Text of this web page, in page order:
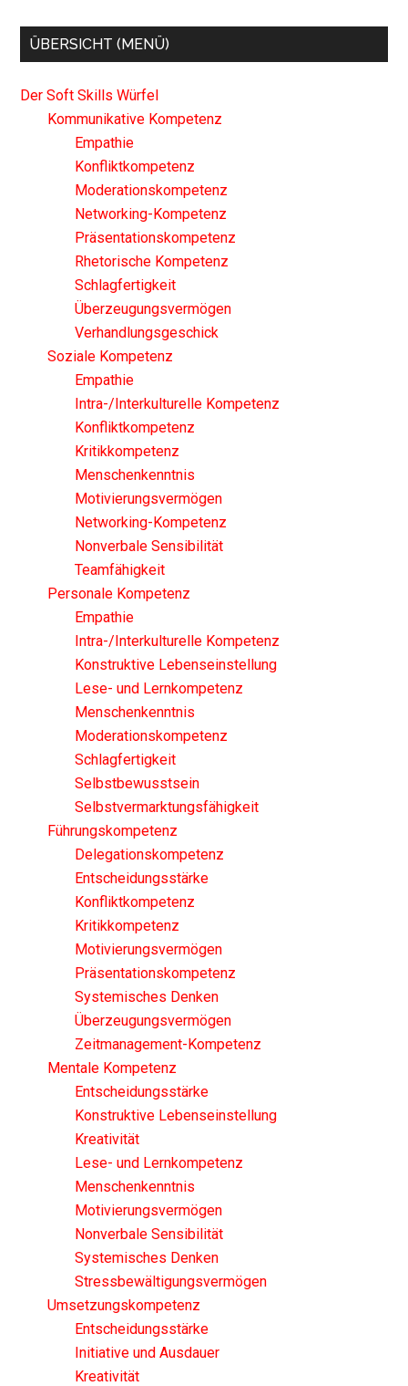
ÜBERSICHT (MENÜ)
Der Soft Skills Würfel
Kommunikative Kompetenz
Empathie
Konfliktkompetenz
Moderationskompetenz
Networking-Kompetenz
Präsentationskompetenz
Rhetorische Kompetenz
Schlagfertigkeit
Überzeugungsvermögen
Verhandlungsgeschick
Soziale Kompetenz
Empathie
Intra-/Interkulturelle Kompetenz
Konfliktkompetenz
Kritikkompetenz
Menschenkenntnis
Motivierungsvermögen
Networking-Kompetenz
Nonverbale Sensibilität
Teamfähigkeit
Personale Kompetenz
Empathie
Intra-/Interkulturelle Kompetenz
Konstruktive Lebenseinstellung
Lese- und Lernkompetenz
Menschenkenntnis
Moderationskompetenz
Schlagfertigkeit
Selbstbewusstsein
Selbstvermarktungsfähigkeit
Führungskompetenz
Delegationskompetenz
Entscheidungsstärke
Konfliktkompetenz
Kritikkompetenz
Motivierungsvermögen
Präsentationskompetenz
Systemisches Denken
Überzeugungsvermögen
Zeitmanagement-Kompetenz
Mentale Kompetenz
Entscheidungsstärke
Konstruktive Lebenseinstellung
Kreativität
Lese- und Lernkompetenz
Menschenkenntnis
Motivierungsvermögen
Nonverbale Sensibilität
Systemisches Denken
Stressbewältigungsvermögen
Umsetzungskompetenz
Entscheidungsstärke
Initiative und Ausdauer
Kreativität